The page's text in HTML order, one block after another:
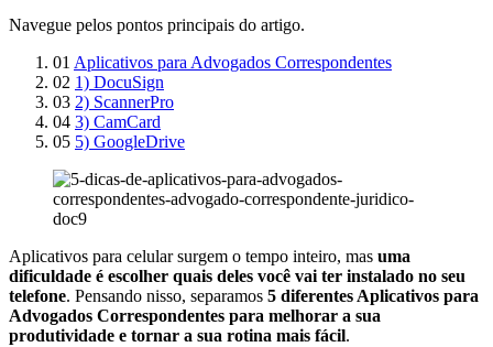
Navegue pelos pontos principais do artigo.
01 Aplicativos para Advogados Correspondentes
02 1) DocuSign
03 2) ScannerPro
04 3) CamCard
05 5) GoogleDrive
Aplicativos para celular surgem o tempo inteiro, mas uma
dificuldade é escolher quais deles você vai ter instalado no seu
telefone. Pensando nisso, separamos 5 diferentes Aplicativos para
Advogados Correspondentes para melhorar a sua
produtividade e tornar a sua rotina mais fácil.